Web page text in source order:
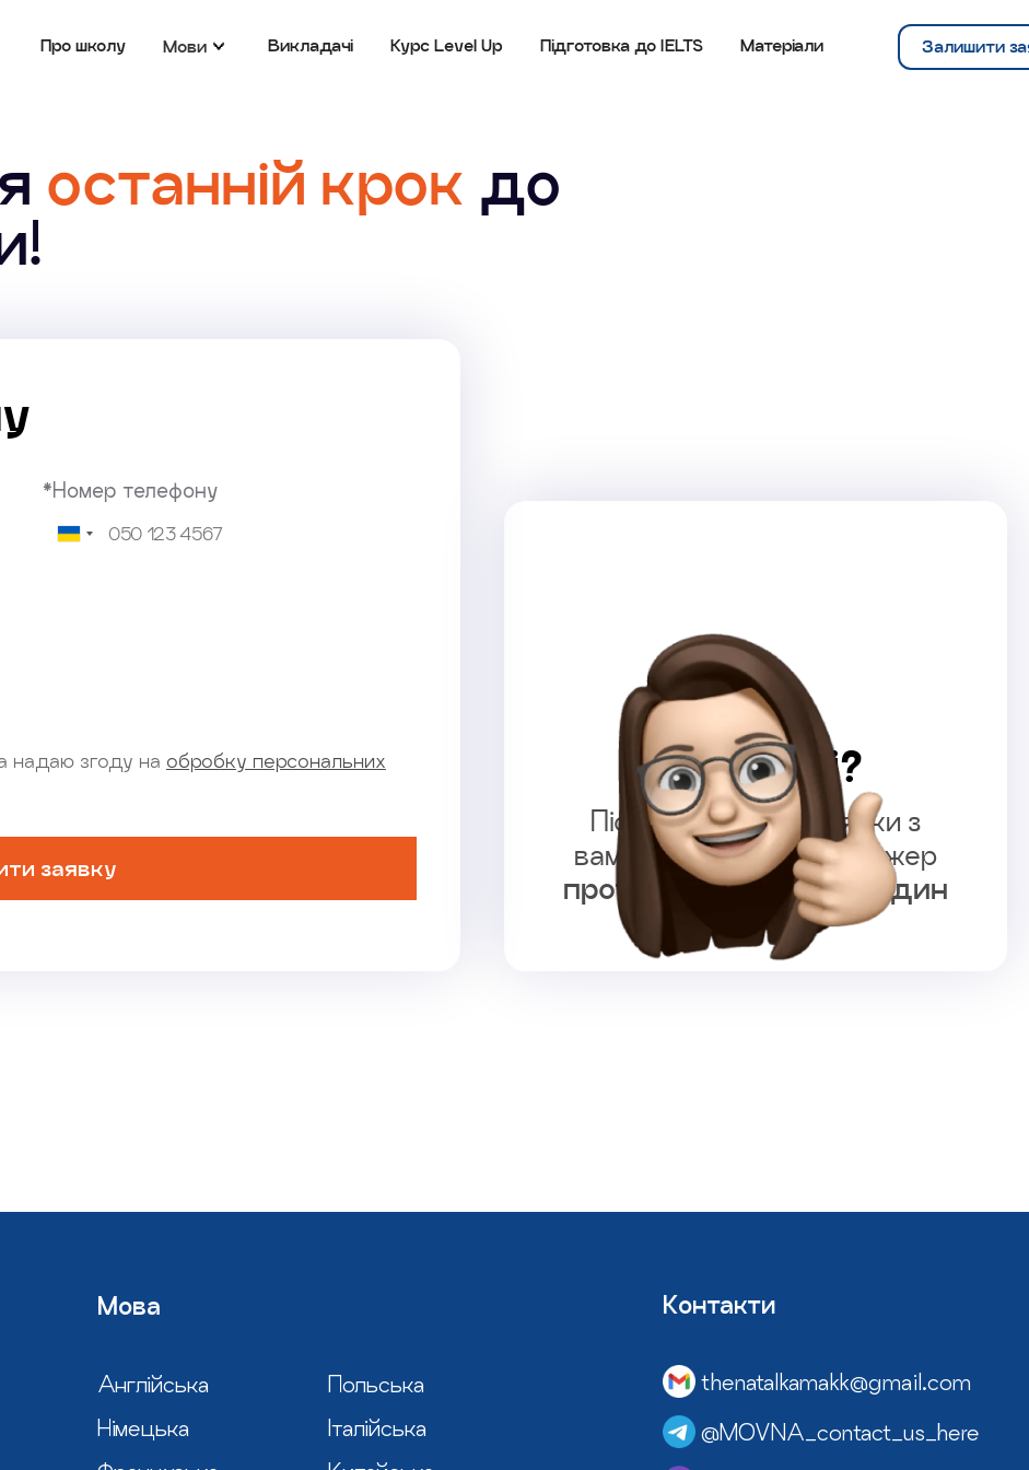
Про школу Мови Викладачі Курс Level Up Підготовка до IELTS Матеріали Залишити
останній крок до
*Номер телефону
надаю згоду на обробку персональних
Що далі?
Після залишення заявки з
вами зв’яжеться менеджер
протягом 4 робочих годин
Мова
Англійська
Польська
Німецька
Італійська
Контакти
thenatalkamakk@gmail.com
@MOVNA_contact_us_here